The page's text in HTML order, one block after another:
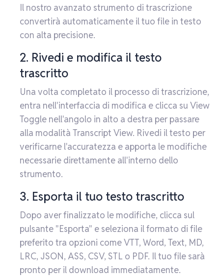
Il nostro avanzato strumento di trascrizione
convertirà automaticamente il tuo file in testo
con alta precisione.
2. Rivedi e modifica il testo
trascritto
Una volta completato il processo di trascrizione,
entra nell'interfaccia di modifica e clicca su View
Toggle nell'angolo in alto a destra per passare
alla modalità Transcript View. Rivedi il testo per
verificarne l'accuratezza e apporta le modifiche
necessarie direttamente all'interno dello
strumento.
3. Esporta il tuo testo trascritto
Dopo aver finalizzato le modifiche, clicca sul
pulsante "Esporta" e seleziona il formato di file
preferito tra opzioni come VTT, Word, Text, MD,
LRC, JSON, ASS, CSV, STL o PDF. Il tuo file sarà
pronto per il download immediatamente.